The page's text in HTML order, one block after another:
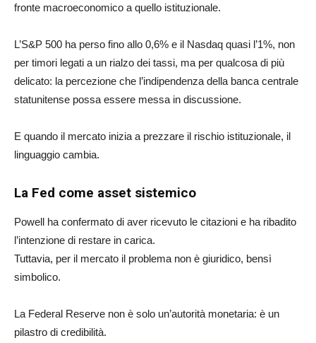
fronte macroeconomico a quello istituzionale.
L’S&P 500 ha perso fino allo 0,6% e il Nasdaq quasi l’1%, non
per timori legati a un rialzo dei tassi, ma per qualcosa di più
delicato: la percezione che l’indipendenza della banca centrale
statunitense possa essere messa in discussione.
E quando il mercato inizia a prezzare il rischio istituzionale, il
linguaggio cambia.
La Fed come asset sistemico
Powell ha confermato di aver ricevuto le citazioni e ha ribadito
l’intenzione di restare in carica.
Tuttavia, per il mercato il problema non è giuridico, bensì
simbolico.
La Federal Reserve non è solo un’autorità monetaria: è un
pilastro di credibilità.